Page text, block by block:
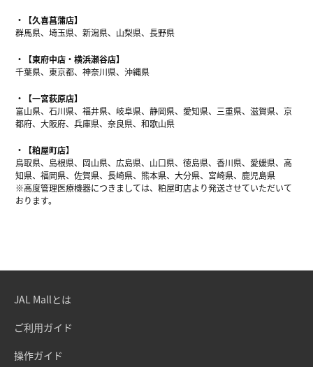
【久喜菖蒲店】
群馬県、埼玉県、新潟県、山梨県、長野県
【東府中店・横浜瀬谷店】
千葉県、東京都、神奈川県、沖縄県
【一宮萩原店】
富山県、石川県、福井県、岐阜県、静岡県、愛知県、三重県、滋賀県、京
都府、大阪府、兵庫県、奈良県、和歌山県
【粕屋町店】
鳥取県、島根県、岡山県、広島県、山口県、徳島県、香川県、愛媛県、高
知県、福岡県、佐賀県、長崎県、熊本県、大分県、宮崎県、鹿児島県
※高度管理医療機器につきましては、粕屋町店より発送させていただいて
おります。
JAL Mallとは
ご利用ガイド
操作ガイド